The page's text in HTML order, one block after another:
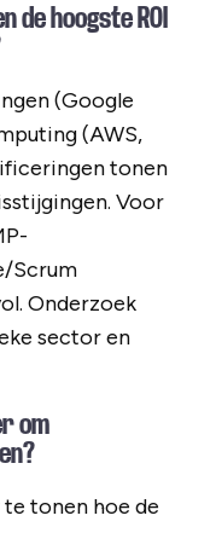
hoogste ROI
(Google
(AWS,
tonen
Voor
Scrum
Onderzoek
sector en
om
te tonen hoe de